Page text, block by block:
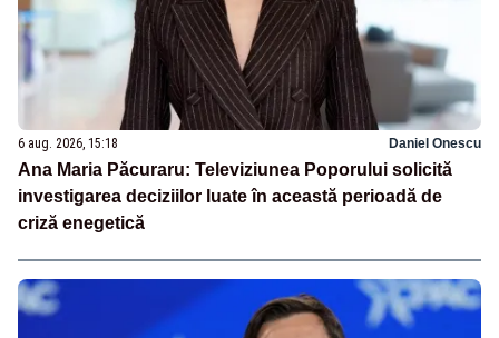
6 aug. 2026, 15:18 Daniel Onescu
Ana Maria Păcuraru: Televiziunea Poporului solicită
investigarea deciziilor luate în această perioadă de
criză enegetică